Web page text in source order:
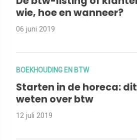
wie, hoe en wanneer?
06 juni 2019
BOEKHOUDING EN BTW
Starten in de horeca:
weten over btw
12 juli 2019